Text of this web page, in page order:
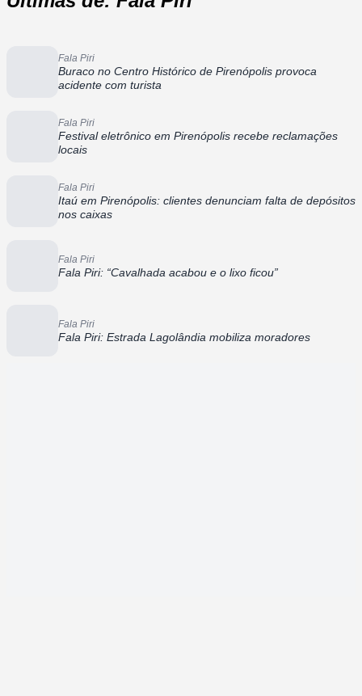
Fala Piri
Buraco no Centro Histórico de Pirenópolis provoca
acidente com turista
Fala Piri
Festival eletrônico em Pirenópolis recebe reclamações
locais
Fala Piri
Itaú em Pirenópolis: clientes denunciam falta de depósitos
nos caixas
Fala Piri
Fala Piri: “Cavalhada acabou e o lixo ficou”
Fala Piri
Fala Piri: Estrada Lagolândia mobiliza moradores